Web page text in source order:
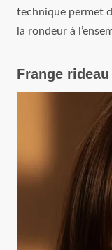
technique permet
la rondeur à
Frange